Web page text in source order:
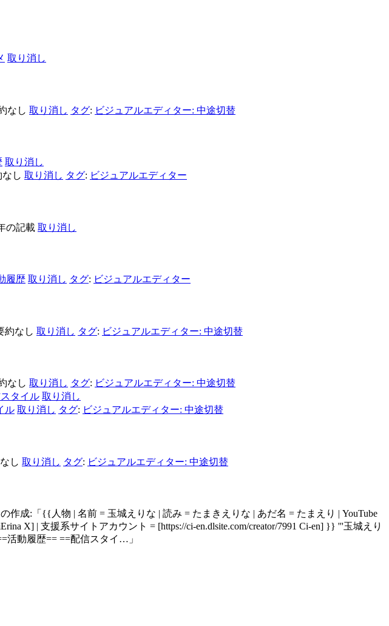
取り消し
なし 取り消し タグ: ビジュアルエディター: 中途切替
取り消し
し 取り消し タグ: ビジュアルエディター
の記載 取り消し
履歴 取り消し タグ: ビジュアルエディター
約なし 取り消し タグ: ビジュアルエディター: 中途切替
なし 取り消し タグ: ビジュアルエディター: 中途切替
タイル 取り消し
ル 取り消し タグ: ビジュアルエディター: 中途切替
し 取り消し タグ: ビジュアルエディター: 中途切替
作成:「{{人物 | 名前 = 玉城えりな | 読み = たまきえりな | あだ名 = たまえり | YouTube
X] | 支援系サイトアカウント = [https://ci-en.dlsite.com/creator/7991 Ci-en] }} '''玉城えり
活動履歴== ==配信スタイ…」